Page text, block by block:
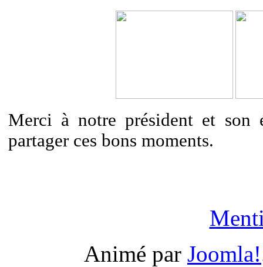
Merci à notre président et son
partager ces bons moments.
Animé par Joomla!